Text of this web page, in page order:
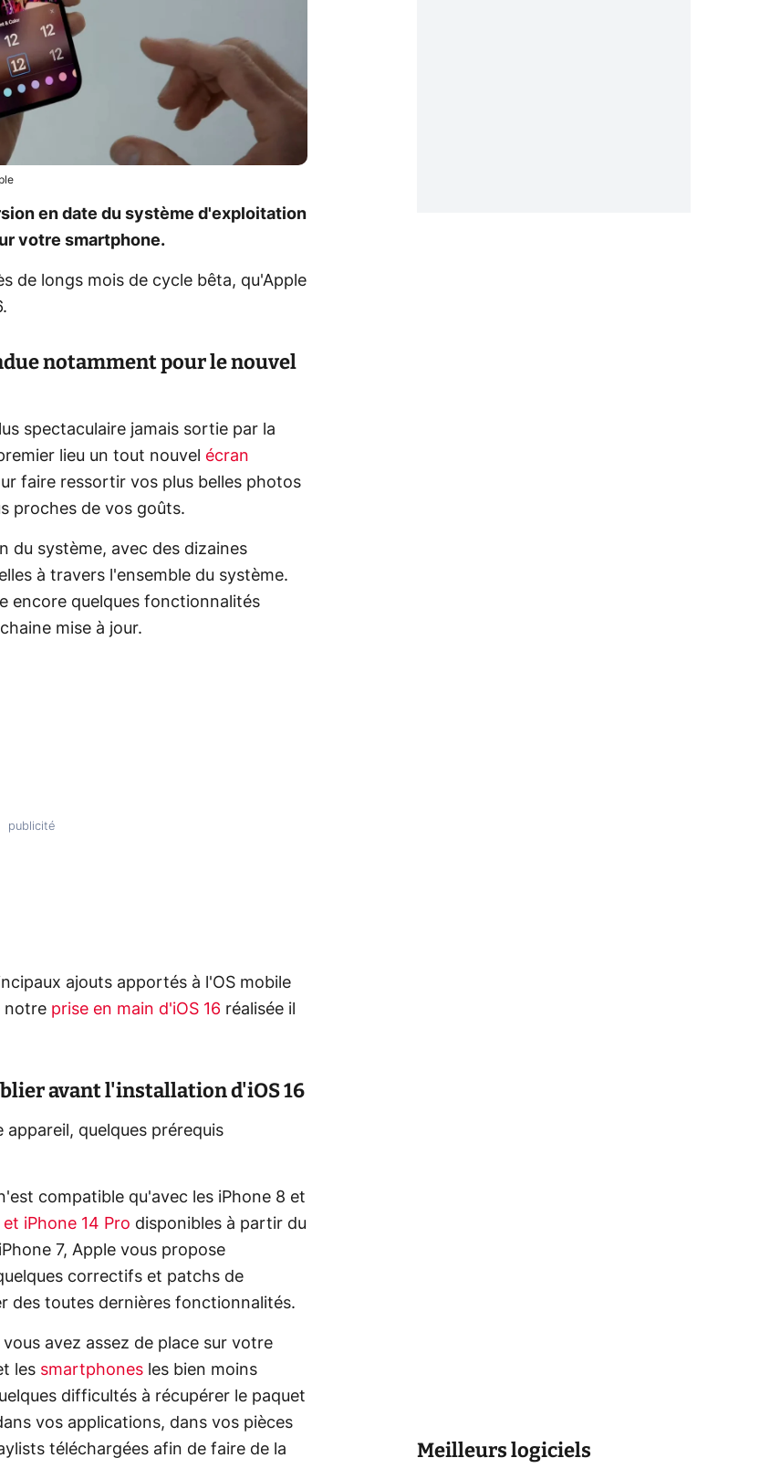
en date du système d'exploitation
votre smartphone.
de longs mois de cycle bêta, qu'Apple
notamment pour le nouvel
spectaculaire jamais sortie par la
lieu un tout nouvel écran
faire ressortir vos plus belles photos
proches de vos goûts.
du système, avec des dizaines
à travers l'ensemble du système.
encore quelques fonctionnalités
mise à jour.
ajouts apportés à l'OS mobile
notre prise en main d'iOS 16 réalisée il
avant l'installation d'iOS 16
appareil, quelques prérequis
compatible qu'avec les iPhone 8 et
et iPhone 14 Pro disponibles à partir du
7, Apple vous propose
correctifs et patchs de
des toutes dernières fonctionnalités.
avez assez de place sur votre
les smartphones les bien moins
difficultés à récupérer le paquet
vos applications, dans vos pièces
téléchargées afin de faire de la
Meilleurs logiciels